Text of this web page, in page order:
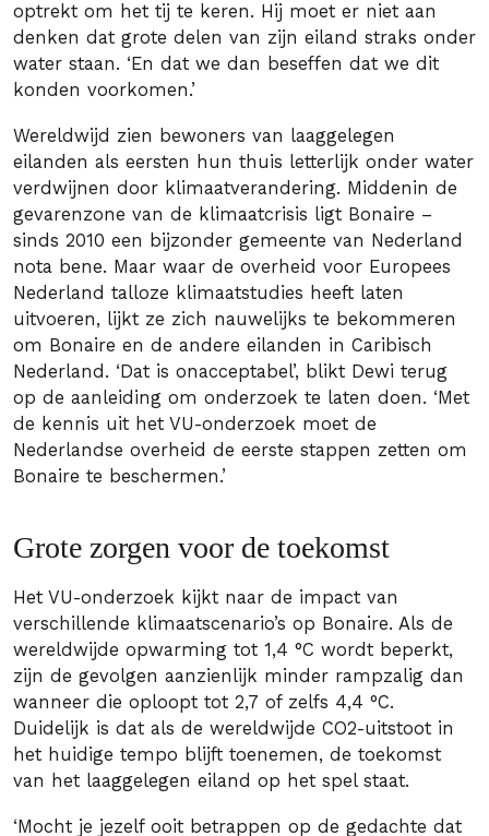
optrekt om het tij te keren. Hij moet er niet aan
denken dat grote delen van zijn eiland straks onder
water staan. ‘En dat we dan beseffen dat we dit
konden voorkomen.’
Wereldwijd zien bewoners van laaggelegen
eilanden als eersten hun thuis letterlijk onder water
verdwijnen door klimaatverandering. Middenin de
gevarenzone van de klimaatcrisis ligt Bonaire –
sinds 2010 een bijzonder gemeente van Nederland
nota bene. Maar waar de overheid voor Europees
Nederland talloze klimaatstudies heeft laten
uitvoeren, lijkt ze zich nauwelijks te bekommeren
om Bonaire en de andere eilanden in Caribisch
Nederland. ‘Dat is onacceptabel’, blikt Dewi terug
op de aanleiding om onderzoek te laten doen. ‘Met
de kennis uit het VU-onderzoek moet de
Nederlandse overheid de eerste stappen zetten om
Bonaire te beschermen.’
Grote zorgen voor de toekomst
Het VU-onderzoek kijkt naar de impact van
verschillende klimaatscenario’s op Bonaire. Als de
wereldwijde opwarming tot 1,4 °C wordt beperkt,
zijn de gevolgen aanzienlijk minder rampzalig dan
wanneer die oploopt tot 2,7 of zelfs 4,4 °C.
Duidelijk is dat als de wereldwijde CO2-uitstoot in
het huidige tempo blijft toenemen, de toekomst
van het laaggelegen eiland op het spel staat.
‘Mocht je jezelf ooit betrappen op de gedachte dat